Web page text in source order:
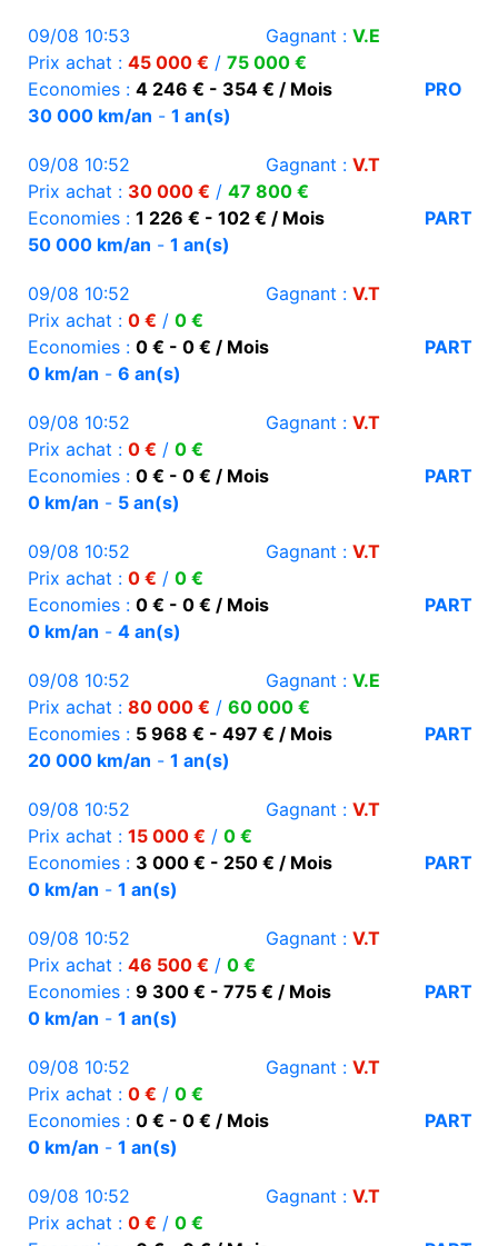
09/08 10:53 Gagnant : V.E
Prix achat : 45 000 € / 75 000 €
Economies : 4 246 € - 354 € / Mois
PRO
30 000 km/an - 1 an(s)
09/08 10:52 Gagnant : V.T
Prix achat : 30 000 € / 47 800 €
Economies : 1 226 € - 102 € / Mois
PART
50 000 km/an - 1 an(s)
09/08 10:52 Gagnant : V.T
Prix achat : 0 € / 0 €
Economies : 0 € - 0 € / Mois
PART
0 km/an - 6 an(s)
09/08 10:52 Gagnant : V.T
Prix achat : 0 € / 0 €
Economies : 0 € - 0 € / Mois
PART
0 km/an - 5 an(s)
09/08 10:52 Gagnant : V.T
Prix achat : 0 € / 0 €
Economies : 0 € - 0 € / Mois
PART
0 km/an - 4 an(s)
09/08 10:52 Gagnant : V.E
Prix achat : 80 000 € / 60 000 €
Economies : 5 968 € - 497 € / Mois
PART
20 000 km/an - 1 an(s)
09/08 10:52 Gagnant : V.T
Prix achat : 15 000 € / 0 €
Economies : 3 000 € - 250 € / Mois
PART
0 km/an - 1 an(s)
09/08 10:52 Gagnant : V.T
Prix achat : 46 500 € / 0 €
Economies : 9 300 € - 775 € / Mois
PART
0 km/an - 1 an(s)
09/08 10:52 Gagnant : V.T
Prix achat : 0 € / 0 €
Economies : 0 € - 0 € / Mois
PART
0 km/an - 1 an(s)
09/08 10:52 Gagnant : V.T
Prix achat : 0 € / 0 €